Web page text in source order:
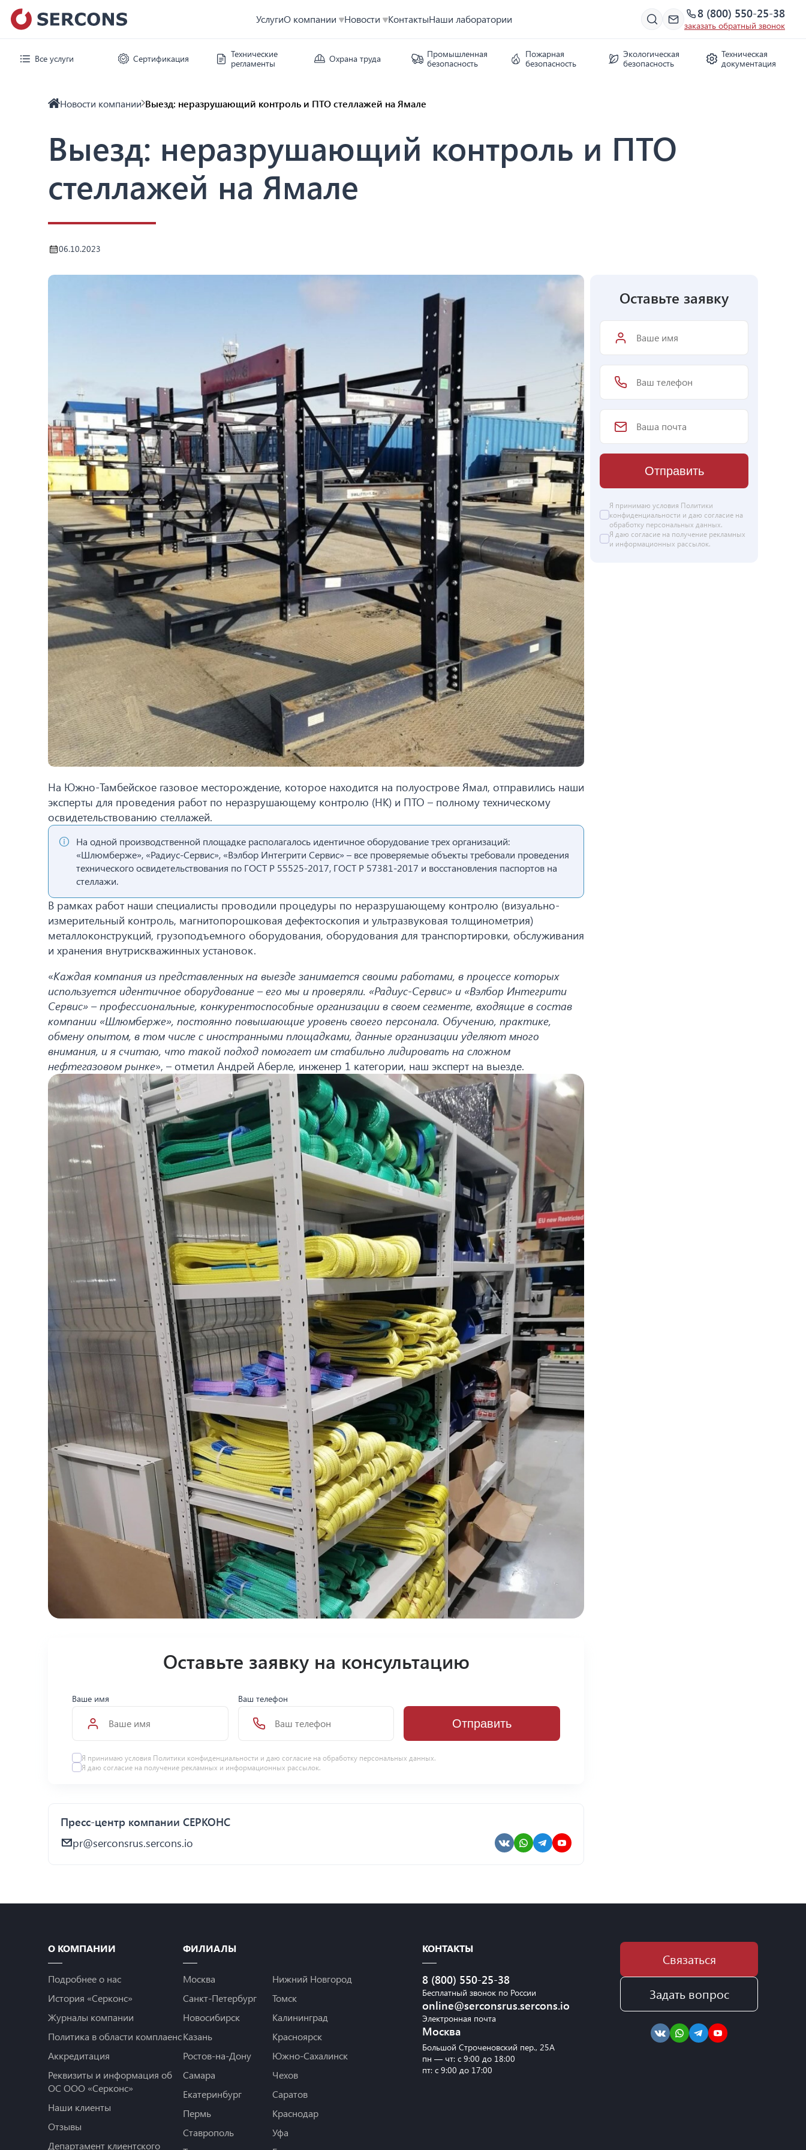
УслугиО компании Новости КонтактыНаши лаборатории 8 (800) 550-25-38
заказать обратный звонок
Все услуги Сертификация
Технические
регламенты
Охрана труда
Промышленная
безопасность
Пожарная
безопасность
Экологическая
безопасность
Техническая
документация
Новости компании Выезд: неразрушающий контроль и ПТО стеллажей на Ямале
Выезд: неразрушающий контроль и ПТО
стеллажей на Ямале
06.10.2023
На Южно-Тамбейское газовое месторождение, которое находится на полуострове Ямал, отправились наши
эксперты для проведения работ по неразрушающему контролю (НК) и ПТО – полному техническому
освидетельствованию стеллажей.
На одной производственной площадке располагалось идентичное оборудование трех организаций:
«Шлюмберже», «Радиус-Сервис», «Вэлбор Интегрити Сервис» – все проверяемые объекты требовали проведения
технического освидетельствования по ГОСТ Р 55525-2017, ГОСТ Р 57381-2017 и восстановления паспортов на
стеллажи.
В рамках работ наши специалисты проводили процедуры по неразрушающему контролю (визуально-
измерительный контроль, магнитопорошковая дефектоскопия и ультразвуковая толщинометрия)
металлоконструкций, грузоподъемного оборудования, оборудования для транспортировки, обслуживания
и хранения внутрискважинных установок.
«Каждая компания из представленных на выезде занимается своими работами, в процессе которых
используется идентичное оборудование – его мы и проверяли. «Радиус-Сервис» и «Вэлбор Интегрити
Сервис» – профессиональные, конкурентоспособные организации в своем сегменте, входящие в состав
компании «Шлюмберже», постоянно повышающие уровень своего персонала. Обучению, практике,
обмену опытом, в том числе с иностранными площадками, данные организации уделяют много
внимания, и я считаю, что такой подход помогает им стабильно лидировать на сложном
нефтегазовом рынке», – отметил Андрей Аберле, инженер 1 категории, наш эксперт на выезде.
Оставьте заявку на консультацию
Ваше имя Ваш телефон
Отправить
Я принимаю условия Политики конфиденциальности и даю согласие на обработку персональных данных.
Я даю согласие на получение рекламных и информационных рассылок.
Пресс-центр компании СЕРКОНС
pr@serconsrus.sercons.io
Оставьте заявку
Отправить
Я принимаю условия Политики
конфиденциальности и даю согласие на
обработку персональных данных.
Я даю согласие на получение рекламных
и информационных рассылок.
О КОМПАНИИ
Подробнее о нас
История «Серконс»
Журналы компании
Политика в области комплаенс
Аккредитация
Реквизиты и информация об
ОС ООО «Серконс»
Наши клиенты
Отзывы
Департамент клиентского
ФИЛИАЛЫ
Москва
Санкт-Петербург
Новосибирск
Казань
Ростов-на-Дону
Самара
Екатеринбург
Пермь
Ставрополь
Нижний Новгород
Томск
Калининград
Красноярск
Южно-Сахалинск
Чехов
Саратов
Краснодар
Уфа
КОНТАКТЫ
8 (800) 550-25-38
Бесплатный звонок по России
online@serconsrus.sercons.io
Электронная почта
Москва
Большой Строченовский пер., 25А
пн — чт: с 9:00 до 18:00
пт: с 9:00 до 17:00
Связаться
Задать вопрос